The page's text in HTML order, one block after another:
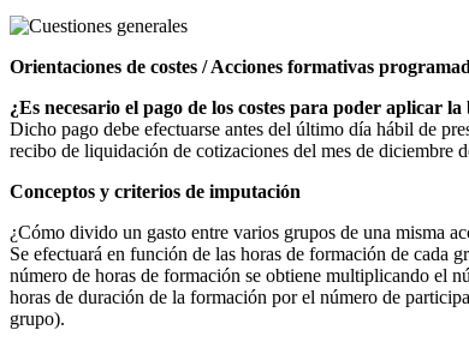
Orientaciones de costes / Acciones formativas
¿Es necesario el pago de los costes para poder aplicar
Dicho pago debe efectuarse antes del último día hábil de
recibo de liquidación de cotizaciones del mes de diciembre
Conceptos y criterios de imputación
¿Cómo divido un gasto entre varios grupos de una misma
Se efectuará en función de las horas de formación de cada
número de horas de formación se obtiene multiplicando el
horas de duración de la formación por el número de
grupo).